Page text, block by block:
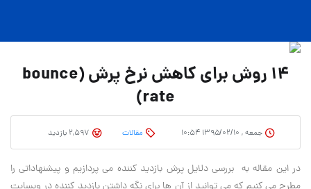
14 روش برای کاهش نرخ پرش (bounce
rate)
جمعه , ۱۳۹۵/۰۲/۱۰ ۱۰:۵۴ مقالات
در این مقاله به بررسی دلایل پرش بازدید کننده می پردازیم و پیشنهاداتی را